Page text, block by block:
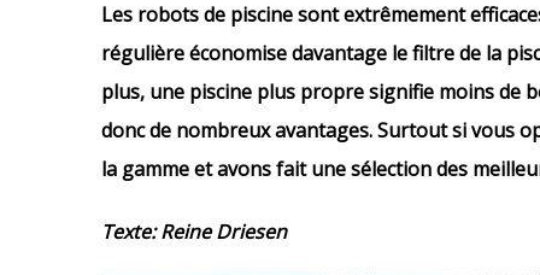
Les robots de piscine sont extrêmement
régulière économise davantage le filtre de la
plus, une piscine plus propre signifie moins
donc de nombreux avantages. Surtout si vous
la gamme et avons fait une sélection des
Texte: Reine Driesen